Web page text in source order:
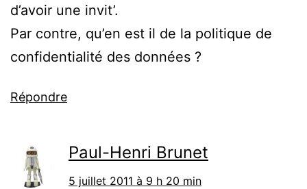
d’avoir une invit’.
Par contre, qu’en est il de la politique de
confidentialité des données ?
Répondre
Paul-Henri Brunet
5 juillet 2011 à 9 h 20 min